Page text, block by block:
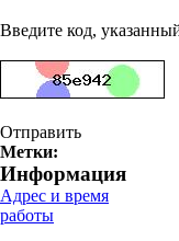
Введите код,
Отправить
Метки:
Информация
Адрес и время
работы